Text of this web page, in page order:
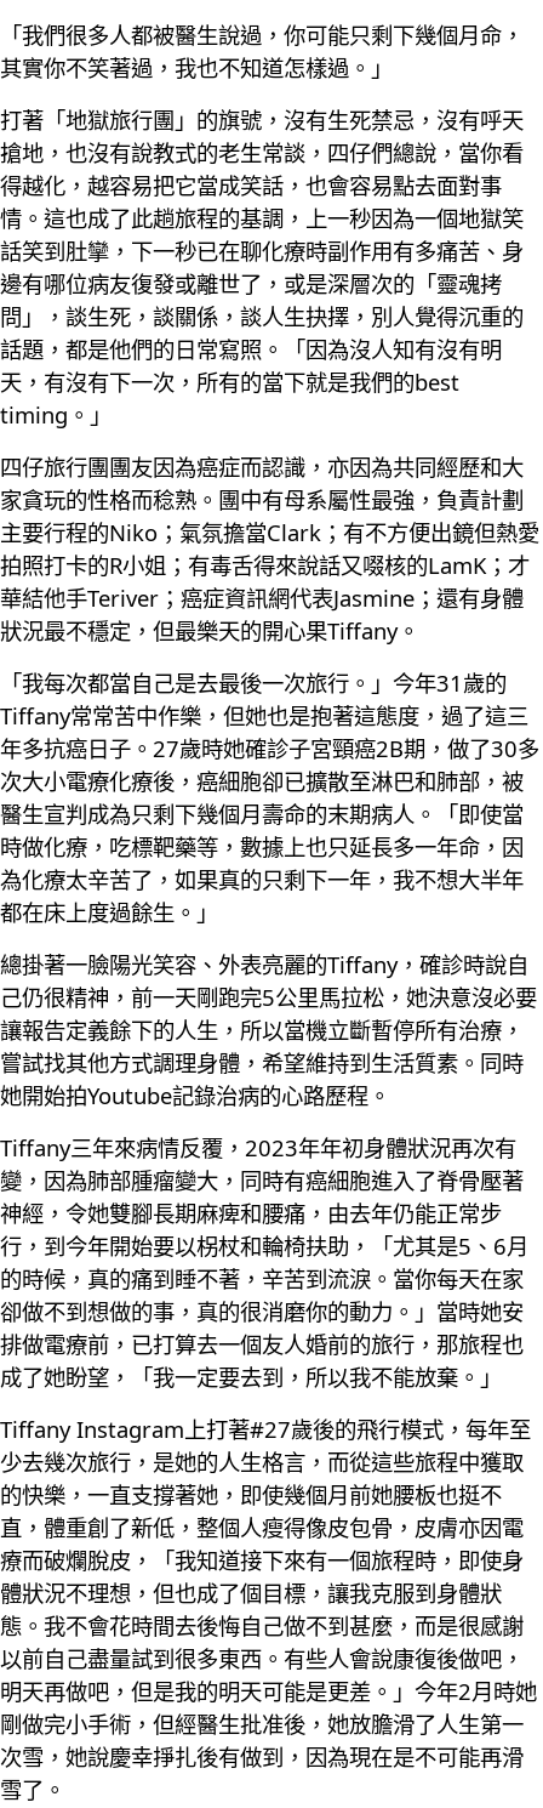
「我們很多人都被醫生說過，你可能只剩下幾個月命，
其實你不笑著過，我也不知道怎樣過。」
打著「地獄旅行團」的旗號，沒有生死禁忌，沒有呼天
搶地，也沒有說教式的老生常談，四仔們總說，當你看
得越化，越容易把它當成笑話，也會容易點去面對事
情。這也成了此趟旅程的基調，上一秒因為一個地獄笑
話笑到肚攣，下一秒已在聊化療時副作用有多痛苦、身
邊有哪位病友復發或離世了，或是深層次的「靈魂拷
問」，談生死，談關係，談人生抉擇，別人覺得沉重的
話題，都是他們的日常寫照。「因為沒人知有沒有明
天，有沒有下一次，所有的當下就是我們的best
timing。」
四仔旅行團團友因為癌症而認識，亦因為共同經歷和大
家貪玩的性格而稔熟。團中有母系屬性最強，負責計劃
主要行程的Niko；氣氛擔當Clark；有不方便出鏡但熱愛
拍照打卡的R小姐；有毒舌得來說話又啜核的LamK；才
華結他手Teriver；癌症資訊網代表Jasmine；還有身體
狀況最不穩定，但最樂天的開心果Tiffany。
「我每次都當自己是去最後一次旅行。」今年31歲的
Tiffany常常苦中作樂，但她也是抱著這態度，過了這三
年多抗癌日子。27歲時她確診子宮頸癌2B期，做了30多
次大小電療化療後，癌細胞卻已擴散至淋巴和肺部，被
醫生宣判成為只剩下幾個月壽命的末期病人。「即使當
時做化療，吃標靶藥等，數據上也只延長多一年命，因
為化療太辛苦了，如果真的只剩下一年，我不想大半年
都在床上度過餘生。」
總掛著一臉陽光笑容、外表亮麗的Tiffany，確診時說自
己仍很精神，前一天剛跑完5公里馬拉松，她決意沒必要
讓報告定義餘下的人生，所以當機立斷暫停所有治療，
嘗試找其他方式調理身體，希望維持到生活質素。同時
她開始拍Youtube記錄治病的心路歷程。
Tiffany三年來病情反覆，2023年年初身體狀況再次有
變，因為肺部腫瘤變大，同時有癌細胞進入了脊骨壓著
神經，令她雙腳長期麻痺和腰痛，由去年仍能正常步
行，到今年開始要以柺杖和輪椅扶助，「尤其是5、6月
的時候，真的痛到睡不著，辛苦到流淚。當你每天在家
卻做不到想做的事，真的很消磨你的動力。」當時她安
排做電療前，已打算去一個友人婚前的旅行，那旅程也
成了她盼望，「我一定要去到，所以我不能放棄。」
Tiffany Instagram上打著#27歲後的飛行模式，每年至
少去幾次旅行，是她的人生格言，而從這些旅程中獲取
的快樂，一直支撐著她，即使幾個月前她腰板也挺不
直，體重創了新低，整個人瘦得像皮包骨，皮膚亦因電
療而破爛脫皮，「我知道接下來有一個旅程時，即使身
體狀況不理想，但也成了個目標，讓我克服到身體狀
態。我不會花時間去後悔自己做不到甚麼，而是很感謝
以前自己盡量試到很多東西。有些人會說康復後做吧，
明天再做吧，但是我的明天可能是更差。」今年2月時她
剛做完小手術，但經醫生批准後，她放膽滑了人生第一
次雪，她說慶幸掙扎後有做到，因為現在是不可能再滑
雪了。